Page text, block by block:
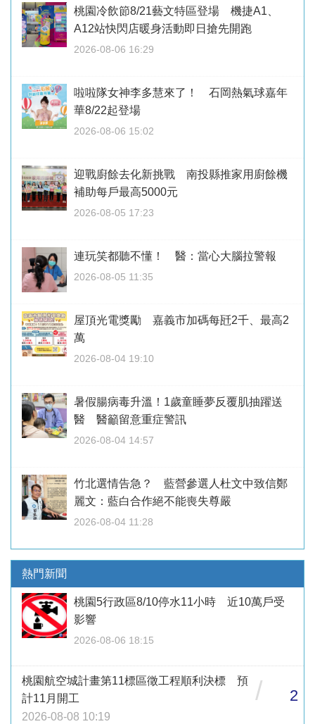
桃園冷飲節8/21藝文特區登場 機捷A1、
A12站快閃店暖身活動即日搶先開跑
2026-08-06 16:29
啦啦隊女神李多慧來了！ 石岡熱氣球嘉年
華8/22起登場
2026-08-06 15:02
迎戰廚餘去化新挑戰 南投縣推家用廚餘機
補助每戶最高5000元
2026-08-05 17:23
連玩笑都聽不懂！ 醫：當心大腦拉警報
2026-08-05 11:35
屋頂光電獎勵 嘉義市加碼每瓩2千、最高2
萬
2026-08-04 19:10
暑假腸病毒升溫！1歲童睡夢反覆肌抽躍送
醫 醫籲留意重症警訊
2026-08-04 14:57
竹北選情告急？ 藍營參選人杜文中致信鄭
麗文：藍白合作絕不能喪失尊嚴
2026-08-04 11:28
熱門新聞
桃園5行政區8/10停水11小時 近10萬戶受
影響
2026-08-06 18:15
桃園航空城計畫第11標區徵工程順利決標 預
計11月開工
2026-08-08 10:19
/ 2